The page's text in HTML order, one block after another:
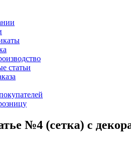
статьи
№4 (сетка) с